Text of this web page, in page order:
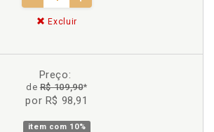
Excluir
Preço:
deR$ 109,90*
por R$ 98,91
item com 10%